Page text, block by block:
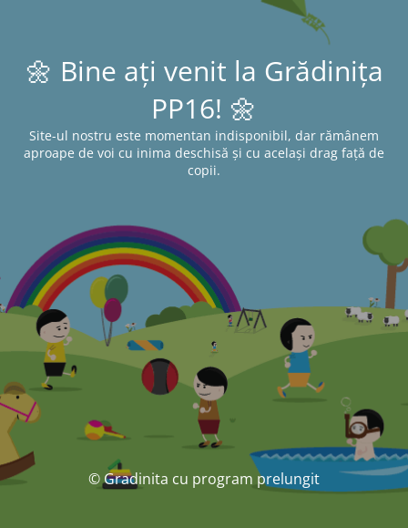
🌼 Bine ați venit la Grădinița
PP16! 🌼
Site-ul nostru este momentan indisponibil, dar rămânem
aproape de voi cu inima deschisă și cu același drag față de
copii.
© Gradinita cu program prelungit